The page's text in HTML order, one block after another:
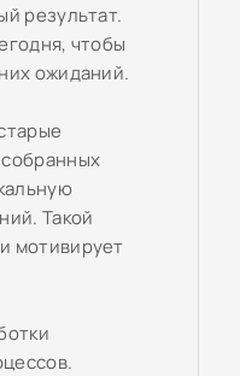
результат.
чтобы
ожиданий.
Такой
мотивирует